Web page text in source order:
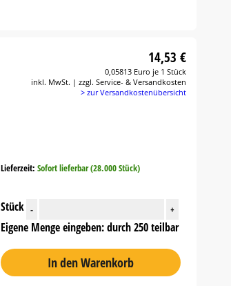
14,53 €
0,05813 Euro je 1 Stück
inkl. MwSt. | zzgl. Service- & Versandkosten
> zur Versandkostenübersicht
Lieferzeit: Sofort lieferbar (28.000 Stück)
Stück - +
Eigene Menge eingeben: durch 250 teilbar
In den Warenkorb